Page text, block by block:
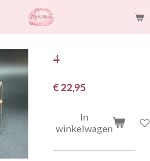
4
€ 22,95
In
winkelwagen